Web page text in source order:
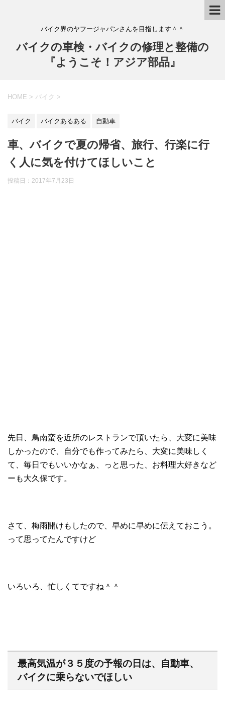
バイク界のヤフージャパンさんを目指します＾＾
バイクの車検・バイクの修理と整備の
『ようこそ！アジア部品』
HOME > バイク >
バイク バイクあるある 自動車
車、バイクで夏の帰省、旅行、行楽に行
く人に気を付けてほしいこと
投稿日： 2017年7月23日
先日、鳥南蛮を近所のレストランで頂いたら、大変に美味
しかったので、自分でも作ってみたら、大変に美味しく
て、毎日でもいいかなぁ、っと思った、お料理大好きなど
ーも大久保です。
さて、梅雨開けもしたので、早めに早めに伝えておこう。
って思ってたんですけど
いろいろ、忙しくてですね＾＾
最高気温が３５度の予報の日は、自動車、
バイクに乗らないでほしい